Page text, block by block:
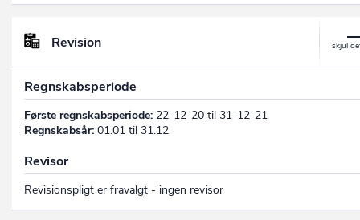
Revision
Regnskabsperiode
Første regnskabsperiode: 22-12-20 til 31-12-21
Regnskabsår: 01.01 til 31.12
Revisor
Revisionspligt er fravalgt - ingen revisor